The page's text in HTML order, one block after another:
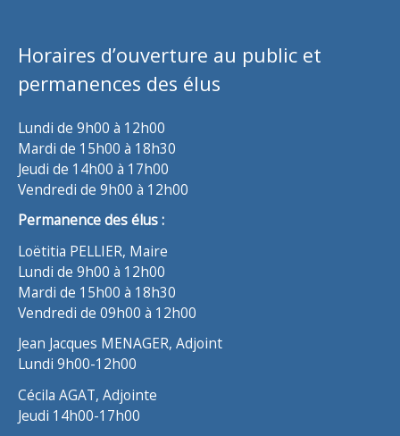
Horaires d’ouverture au public et
permanences des élus
Lundi de 9h00 à 12h00
Mardi de 15h00 à 18h30
Jeudi de 14h00 à 17h00
Vendredi de 9h00 à 12h00
Permanence des élus :
Loëtitia PELLIER, Maire
Lundi de 9h00 à 12h00
Mardi de 15h00 à 18h30
Vendredi de 09h00 à 12h00
Jean Jacques MENAGER, Adjoint
Lundi 9h00-12h00
Cécila AGAT, Adjointe
Jeudi 14h00-17h00